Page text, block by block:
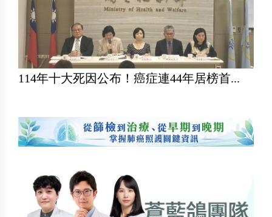
114年十大死因公布！癌症連44年居榜首...